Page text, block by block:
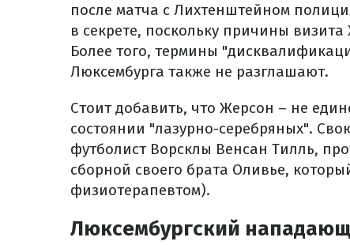
после матча с Лихтенштейном
в секрете, поскольку причины
Более того, термины
Люксембурга также не разглашают.
Стоит добавить, что Жерсон – не
состоянии "лазурно-серебряных".
футболист Ворсклы Венсан Тилль,
сборной своего брата Оливье,
физиотерапевтом).
Люксембургский